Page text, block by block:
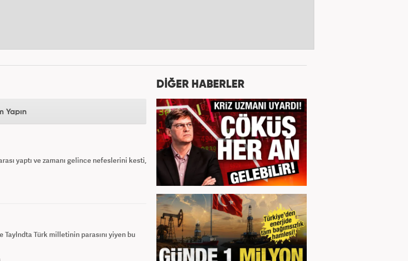
Yapın
yaptı ve zamanı gelince nefeslerini kesti,
Türk milletinin parasını yiyen bu
DİĞER HABERLER